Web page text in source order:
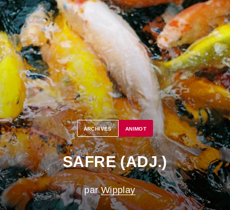
ARCHIVES ANIMOT
SAFRE (ADJ.)
parWipplay